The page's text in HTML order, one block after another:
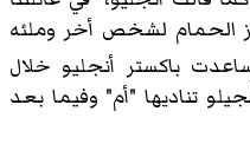
لشخص أخر وملئه
أنجليو خلال
"أم" وفيما بعد